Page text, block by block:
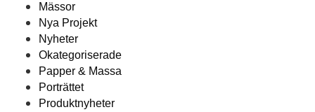
Mässor
Nya Projekt
Nyheter
Okategoriserade
Papper & Massa
Porträttet
Produktnyheter